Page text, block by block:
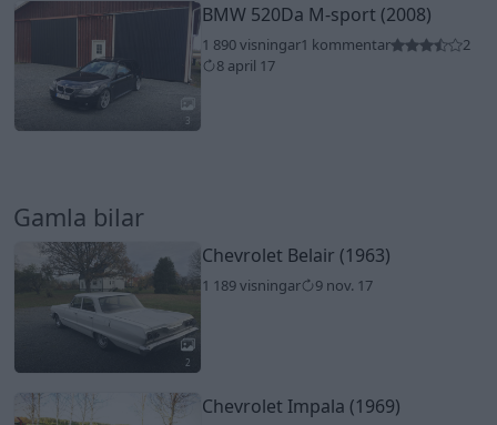
3
BMW 520Da M-sport (2008)
1 890 visningar1 kommentar
2
8 april 17
Gamla bilar
2
Chevrolet Belair (1963)
1 189 visningar 9 nov. 17
Chevrolet Impala (1969)